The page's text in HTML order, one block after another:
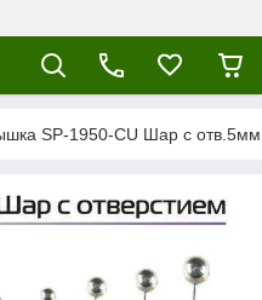
SP-1950-CU Шар с отв.5мм